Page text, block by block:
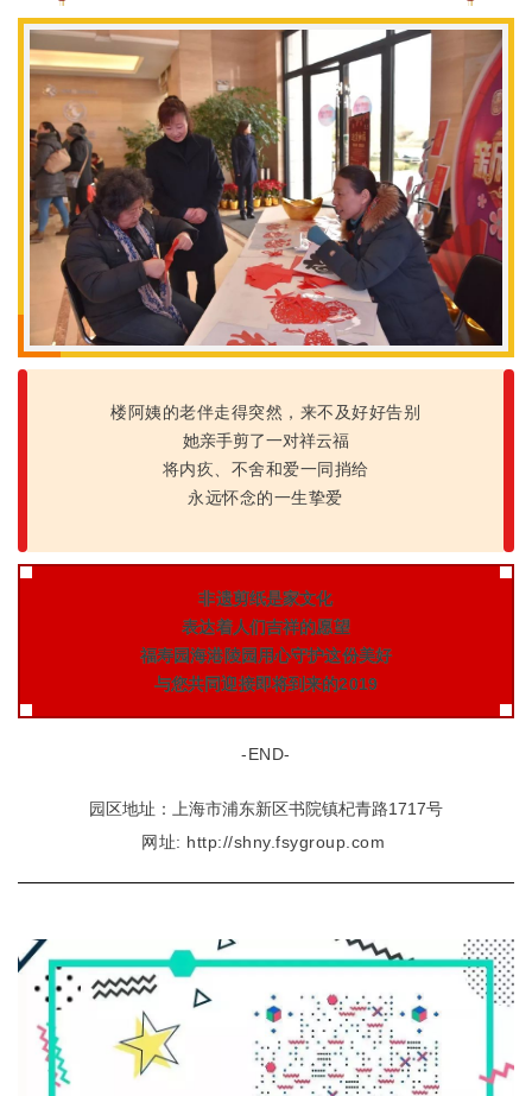
楼阿姨的老伴走得突然，来不及好好告别
她亲手剪了一对祥云福
将内疚、不舍和爱一同捎给
永远怀念的一生挚爱
非遗剪纸是家文化
表达着人们吉祥的愿望
福寿园海港陵园用心守护这份美好
与您共同迎接即将到来的2019
-END-
园区地址：上海市浦东新区书院镇杞青路1717号
网址: http://shny.fsygroup.com